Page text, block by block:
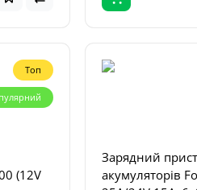
Топ
(12V
Зарядний
акумуляторів